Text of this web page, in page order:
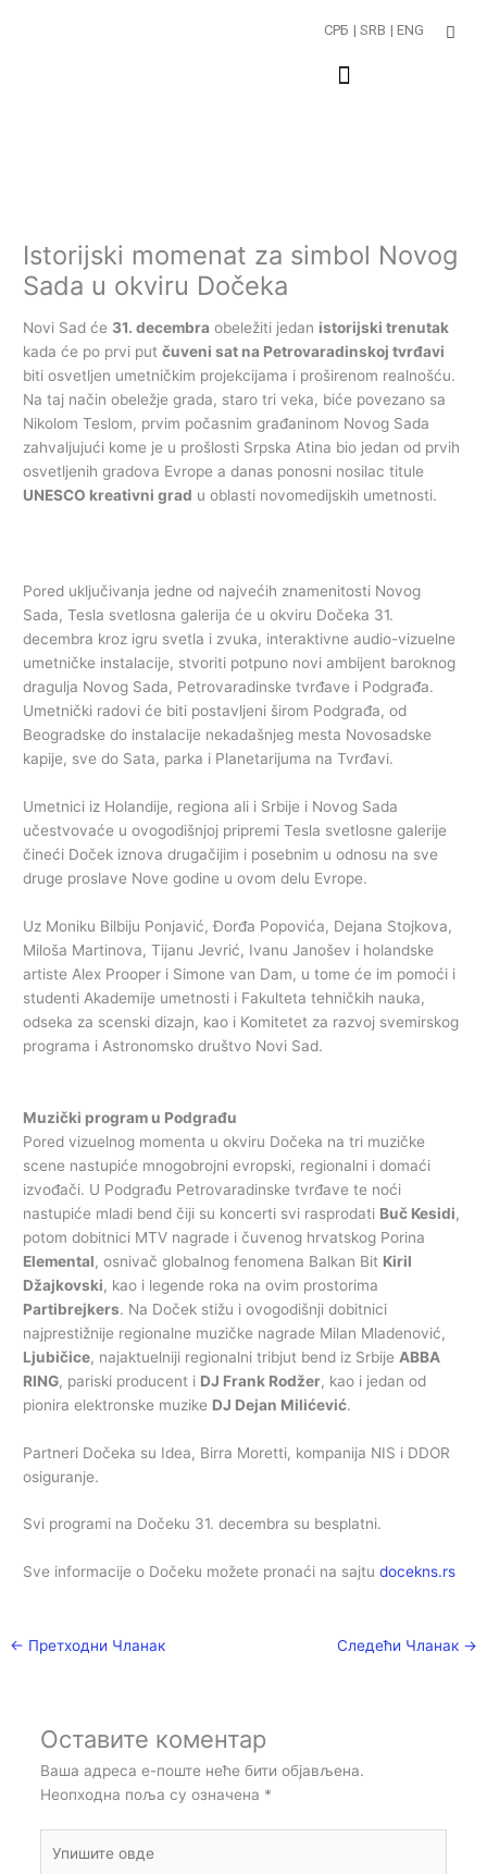
СРБ | SRB | ENG
Istorijski momenat za simbol Novog
Sada u okviru Dočeka
Novi Sad će 31. decembra obeležiti jedan istorijski trenutak
kada će po prvi putčuveni sat na Petrovaradinskoj tvrđavi
biti osvetljen umetničkim projekcijama i proširenom realnošću.
Na taj način obeležje grada, staro tri veka, biće povezano sa
Nikolom Teslom, prvim počasnim građaninom Novog Sada
zahvaljujući kome je u prošlosti Srpska Atina bio jedan od prvih
osvetljenih gradova Evrope a danas ponosni nosilac titule
UNESCO kreativni grad u oblasti novomedijskih umetnosti.
Pored uključivanja jedne od najvećih znamenitosti Novog
Sada, Tesla svetlosna galerija će u okviru Dočeka 31.
decembra kroz igru svetla i zvuka, interaktivne audio-vizuelne
umetničke instalacije, stvoriti potpuno novi ambijent baroknog
dragulja Novog Sada, Petrovaradinske tvrđave i Podgrađa.
Umetnički radovi će biti postavljeni širom Podgrađa, od
Beogradske do instalacije nekadašnjeg mesta Novosadske
kapije, sve do Sata, parka i Planetarijuma na Tvrđavi.
Umetnici iz Holandije, regiona ali i Srbije i Novog Sada
učestvovaće u ovogodišnjoj pripremi Tesla svetlosne galerije
čineći Doček iznova drugačijim i posebnim u odnosu na sve
druge proslave Nove godine u ovom delu Evrope.
Uz Moniku Bilbiju Ponjavić, Đorđa Popovića, Dejana Stojkova,
Miloša Martinova, Tijanu Jevrić, Ivanu Janošev i holandske
artiste Alex Prooper i Simone van Dam, u tome će im pomoći i
studenti Akademije umetnosti i Fakulteta tehničkih nauka,
odseka za scenski dizajn, kao i Komitetet za razvoj svemirskog
programa i Astronomsko društvo Novi Sad.
Muzički program u Podgrađu
Pored vizuelnog momenta u okviru Dočeka na tri muzičke
scene nastupiće mnogobrojni evropski, regionalni i domaći
izvođači. U Podgrađu Petrovaradinske tvrđave te noći
nastupiće mladi bend čiji su koncerti svi rasprodati Buč Kesidi,
potom dobitnici MTV nagrade i čuvenog hrvatskog Porina
Elemental, osnivač globalnog fenomena Balkan Bit Kiril
Džajkovski, kao i legende roka na ovim prostorima
Partibrejkers. Na Doček stižu i ovogodišnji dobitnici
najprestižnije regionalne muzičke nagrade Milan Mladenović,
Ljubičice, najaktuelniji regionalni tribjut bend iz Srbije ABBA
RING, pariski producent i DJ Frank Rodžer, kao i jedan od
pionira elektronske muzike DJ Dejan Milićević.
Partneri Dočeka su Idea, Birra Moretti, kompanija NIS i DDOR
osiguranje.
Svi programi na Dočeku 31. decembra su besplatni.
Sve informacije o Dočeku možete pronaći na sajtudocekns.rs
← Претходни Чланак Следећи Чланак →
Оставите коментар
Ваша адреса е-поште неће бити објављена.
Неопходна поља су означена *
овде